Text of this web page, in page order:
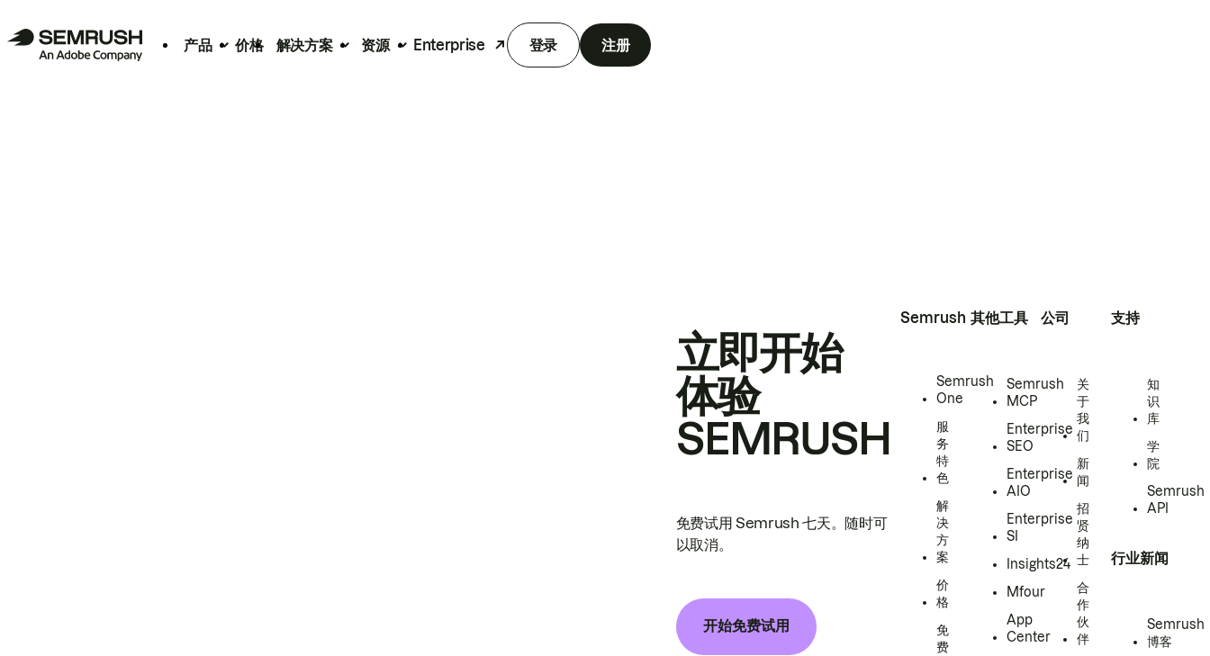
产品 价格 解决方案 资源 Enterprise 登录 注册
立即开始
体验
SEMRUSH
免费试用 Semrush 七天。随时可
以取消。
开始免费试用
Semrush
Semrush
One
服
务
特
色
解
决
方
案
价
格
免
费
其他工具
Semrush
MCP
Enterprise
SEO
Enterprise
AIO
Enterprise
SI
Insights24
Mfour
App
Center
公司
关
于
我
们
新
闻
招
贤
纳
士
合
作
伙
伴
支持
知
识
库
学
院
Semrush
API
行业新闻
Semrush
博客